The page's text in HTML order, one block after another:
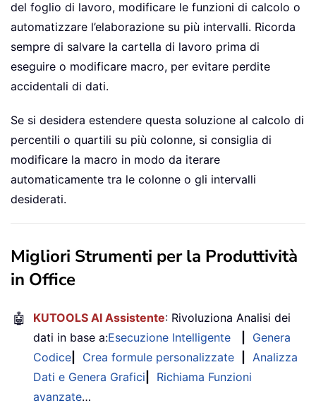
del foglio di lavoro, modificare le funzioni di calcolo o
automatizzare l’elaborazione su più intervalli. Ricorda
sempre di salvare la cartella di lavoro prima di
eseguire o modificare macro, per evitare perdite
accidentali di dati.
Se si desidera estendere questa soluzione al calcolo di
percentili o quartili su più colonne, si consiglia di
modificare la macro in modo da iterare
automaticamente tra le colonne o gli intervalli
desiderati.
Migliori Strumenti per la Produttività
in Office
🤖 KUTOOLS AI Assistente: Rivoluziona Analisi dei
dati in base a:Esecuzione Intelligente
Genera
Codice
Crea formule personalizzate
Analizza
Dati e Genera Grafici
Richiama Funzioni
avanzate…